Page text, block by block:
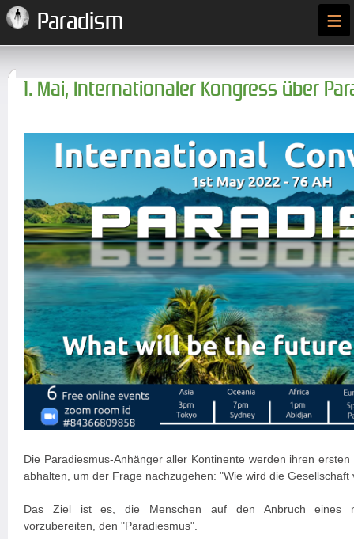
Paradism ≡
1. Mai, Internationaler Kongress über
Die Paradiesmus-Anhänger aller Kontinente werden ihren
abhalten, um der Frage nachzugehen: "Wie wird die
Das Ziel ist es, die Menschen auf den Anbruch eines
vorzubereiten, den "Paradiesmus".